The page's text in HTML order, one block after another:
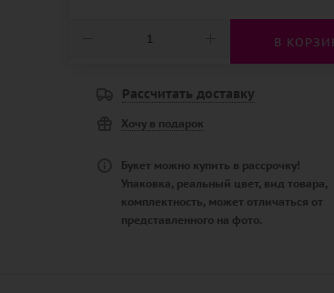
В
Рассчитать доставку
Хочу в подарок
Букет можно купить в рассрочку!
Упаковка, реальный цвет, вид товара,
комплектность, может отличаться от
представленного на фото.